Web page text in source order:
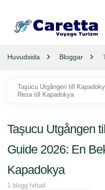
Huvudsida Bloggar
Taşucu Utgången till
Resa till Kapadokya
Taşucu Utgången
Guide 2026: En
Kapadokya
1 blogg hittad